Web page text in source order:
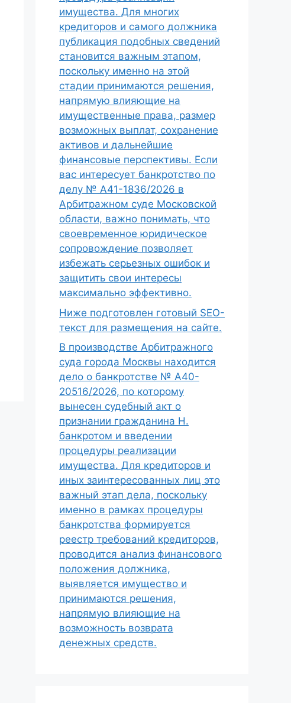
имущества. Для многих
кредиторов и самого должника
публикация подобных сведений
становится важным этапом,
поскольку именно на этой
стадии принимаются решения,
напрямую влияющие на
имущественные права, размер
возможных выплат, сохранение
активов и дальнейшие
финансовые перспективы. Если
вас интересует банкротство по
делу № А41-1836/2026 в
Арбитражном суде Московской
области, важно понимать, что
своевременное юридическое
сопровождение позволяет
избежать серьезных ошибок и
защитить свои интересы
максимально эффективно.
Ниже подготовлен готовый SEO-
текст для размещения на сайте.
В производстве Арбитражного
суда города Москвы находится
дело о банкротстве № А40-
20516/2026, по которому
вынесен судебный акт о
признании гражданина Н.
банкротом и введении
процедуры реализации
имущества. Для кредиторов и
иных заинтересованных лиц это
важный этап дела, поскольку
именно в рамках процедуры
банкротства формируется
реестр требований кредиторов,
проводится анализ финансового
положения должника,
выявляется имущество и
принимаются решения,
напрямую влияющие на
возможность возврата
денежных средств.